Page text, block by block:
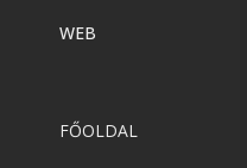
WEB
FŐOLDAL